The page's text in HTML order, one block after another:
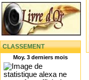
CLASSEMENT
Moy. 3 derniers mois